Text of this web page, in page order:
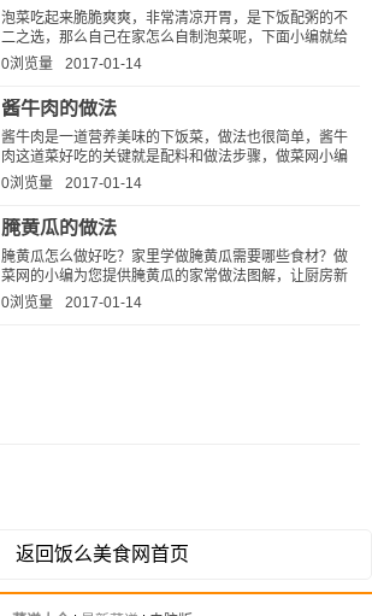
泡菜吃起来脆脆爽爽，非常清凉开胃，是下饭配粥的不
二之选，那么自己在家怎么自制泡菜呢，下面小编就给
大家整理一些泡菜的腌制方法，让大家...
0浏览量 2017-01-14
酱牛肉的做法
酱牛肉是一道营养美味的下饭菜，做法也很简单，酱牛
肉这道菜好吃的关键就是配料和做法步骤，做菜网小编
就为大家详细的介绍一下酱牛肉简...
0浏览量 2017-01-14
腌黄瓜的做法
腌黄瓜怎么做好吃？家里学做腌黄瓜需要哪些食材？做
菜网的小编为您提供腌黄瓜的家常做法图解，让厨房新
手也能做出美味可口的腌黄瓜。 ...
0浏览量 2017-01-14
返回饭么美食网首页